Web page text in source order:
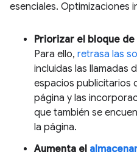
esenciales. Optimizaciones
Priorizar el bloque
Para ello, retrasa las
incluidas las llamadas
espacios publicitarios
página y las
que también se
la página.
Aumenta el